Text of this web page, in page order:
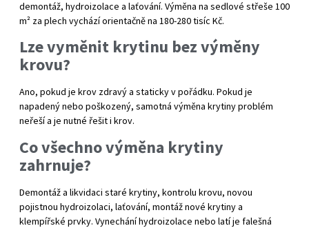
demontáž, hydroizolace a laťování. Výměna na sedlové střeše 100
m² za plech vychází orientačně na 180-280 tisíc Kč.
Lze vyměnit krytinu bez výměny
krovu?
Ano, pokud je krov zdravý a staticky v pořádku. Pokud je
napadený nebo poškozený, samotná výměna krytiny problém
neřeší a je nutné řešit i krov.
Co všechno výměna krytiny
zahrnuje?
Demontáž a likvidaci staré krytiny, kontrolu krovu, novou
pojistnou hydroizolaci, laťování, montáž nové krytiny a
klempířské prvky. Vynechání hydroizolace nebo latí je falešná